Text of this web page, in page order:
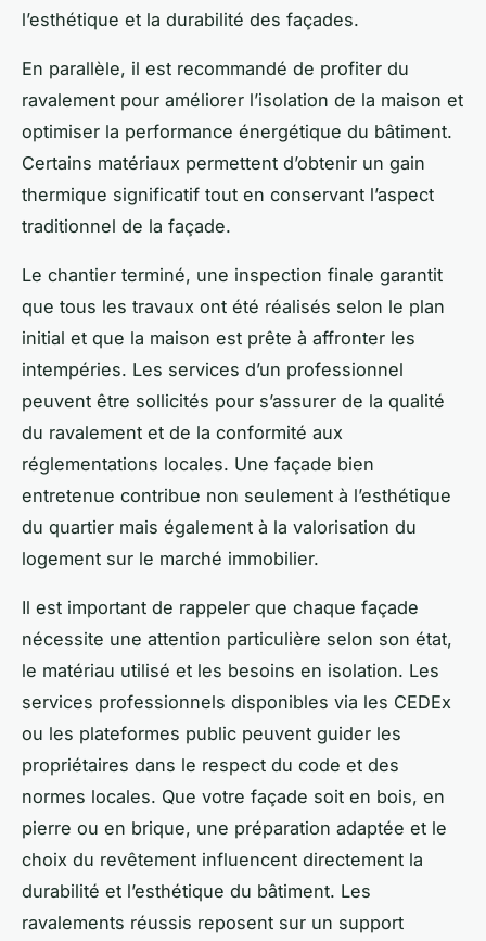
l’esthétique et la durabilité des façades.
En parallèle, il est recommandé de profiter du
ravalement pour améliorer l’isolation de la maison et
optimiser la performance énergétique du bâtiment.
Certains matériaux permettent d’obtenir un gain
thermique significatif tout en conservant l’aspect
traditionnel de la façade.
Le chantier terminé, une inspection finale garantit
que tous les travaux ont été réalisés selon le plan
initial et que la maison est prête à affronter les
intempéries. Les services d’un professionnel
peuvent être sollicités pour s’assurer de la qualité
du ravalement et de la conformité aux
réglementations locales. Une façade bien
entretenue contribue non seulement à l’esthétique
du quartier mais également à la valorisation du
logement sur le marché immobilier.
Il est important de rappeler que chaque façade
nécessite une attention particulière selon son état,
le matériau utilisé et les besoins en isolation. Les
services professionnels disponibles via les CEDEx
ou les plateformes public peuvent guider les
propriétaires dans le respect du code et des
normes locales. Que votre façade soit en bois, en
pierre ou en brique, une préparation adaptée et le
choix du revêtement influencent directement la
durabilité et l’esthétique du bâtiment. Les
ravalements réussis reposent sur un support